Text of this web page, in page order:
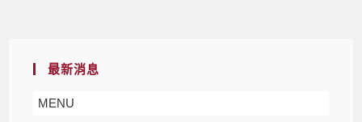
最新消息
MENU